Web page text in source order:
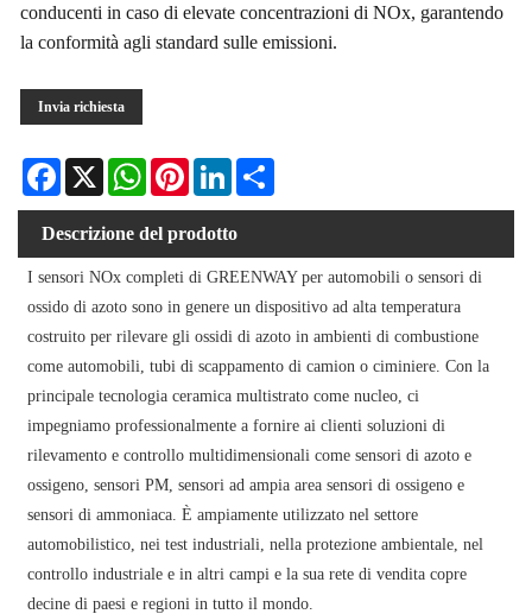
conducenti in caso di elevate concentrazioni di NOx, garantendo
la conformità agli standard sulle emissioni.
Invia richiesta
Facebook
X WhatsAppPinterestLinkedIn
Descrizione del prodotto
I sensori NOx completi di GREENWAY per automobili o sensori di
ossido di azoto sono in genere un dispositivo ad alta temperatura
costruito per rilevare gli ossidi di azoto in ambienti di combustione
come automobili, tubi di scappamento di camion o ciminiere. Con la
principale tecnologia ceramica multistrato come nucleo, ci
impegniamo professionalmente a fornire ai clienti soluzioni di
rilevamento e controllo multidimensionali come sensori di azoto e
ossigeno, sensori PM, sensori ad ampia area sensori di ossigeno e
sensori di ammoniaca. È ampiamente utilizzato nel settore
automobilistico, nei test industriali, nella protezione ambientale, nel
controllo industriale e in altri campi e la sua rete di vendita copre
decine di paesi e regioni in tutto il mondo.